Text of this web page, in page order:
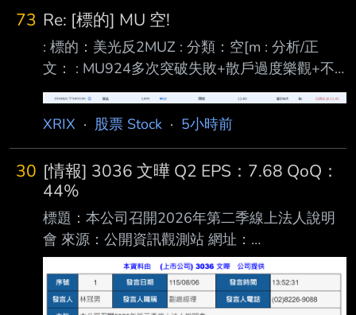
73 Re: [標的] MU 空!
: 標的：美光反2MUZ : 分類：空[m : 分析/正
文： : MU924多次突破失敗+散戶過度樂觀+不
認為已經突破下降趨勢 :
(喊多喊空者，必須有停損機制。 長期投資、討
論、心得類免填) : 進場:MUZ 11.4 (進太早了，
我是看著SOXL的線圖進的，結果沒想到MU今天
有點強) : 退場:MUZ 10.45 : MU到861附近看情
況分批止盈 861附近的支撐直接破了，那接下來
往826附近看了 然後觀察看看繼續往下
XRIX · 股票 Stock · 5小時前
30 [情報] 3036 文曄 Q2 EPS：7.68 QoQ：
44%
標題：本公司召開2026年第二季線上法人說明
會 來源：公開資訊觀測站 網址：
https://mopsov.twse.com.tw/mops/web/t05sr01
_1 內文： https://i.urusai.cc/vQSHh.png
https://i.urusai.cc/eVhog.png 好像有點厲害@@